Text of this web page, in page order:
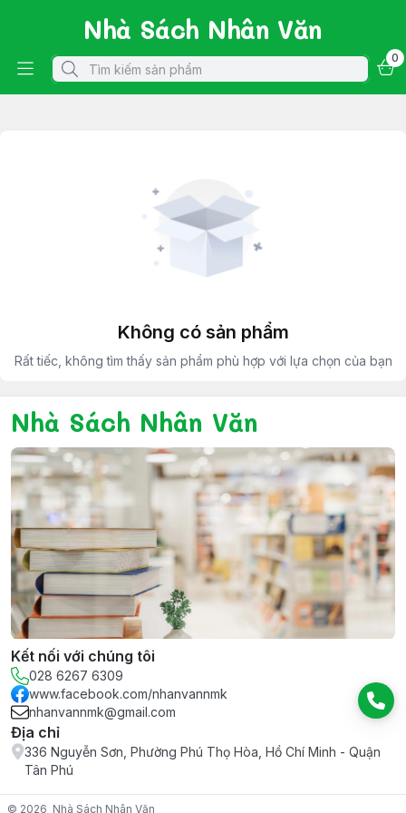
Nhà Sách Nhân Văn
0
Không có sản phẩm
Rất tiếc, không tìm thấy sản phẩm phù hợp với lựa chọn của bạn
Nhà Sách Nhân Văn
Kết nối với chúng tôi
028 6267 6309
www.facebook.com/nhanvannmk
nhanvannmk@gmail.com
Địa chỉ
336 Nguyễn Sơn, Phường Phú Thọ Hòa, Hồ Chí Minh - Quận
Tân Phú
© 2026 Nhà Sách Nhân Văn